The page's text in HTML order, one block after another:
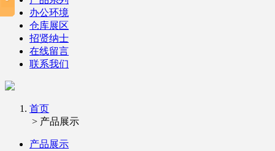
办公环境
仓库展区
招贤纳士
在线留言
联系我们
首页
> 产品展示
产品展示